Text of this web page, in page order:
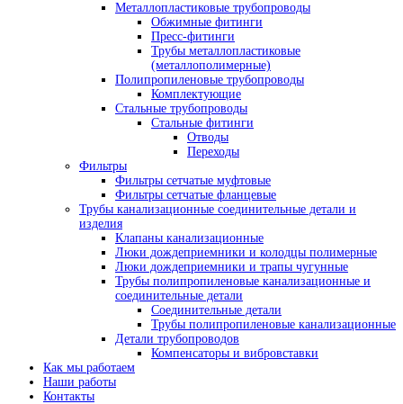
Металлопластиковые трубопроводы
Обжимные фитинги
Пресс-фитинги
Трубы металлопластиковые
(металлополимерные)
Полипропиленовые трубопроводы
Комплектующие
Стальные трубопроводы
Стальные фитинги
Отводы
Переходы
Фильтры
Фильтры сетчатые муфтовые
Фильтры сетчатые фланцевые
Трубы канализационные соединительные детали и
изделия
Клапаны канализационные
Люки дождеприемники и колодцы полимерные
Люки дождеприемники и трапы чугунные
Трубы полипропиленовые канализационные и
соединительные детали
Соединительные детали
Трубы полипропиленовые канализационные
Детали трубопроводов
Компенсаторы и вибровставки
Как мы работаем
Наши работы
Контакты